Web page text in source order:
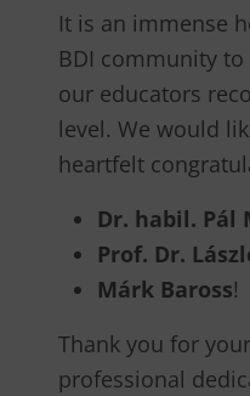
It is an immense
BDI community
our educators
level. We would
heartfelt
Dr. habil. Pál
Prof. Dr.
Márk Baross!
Thank you for
professional